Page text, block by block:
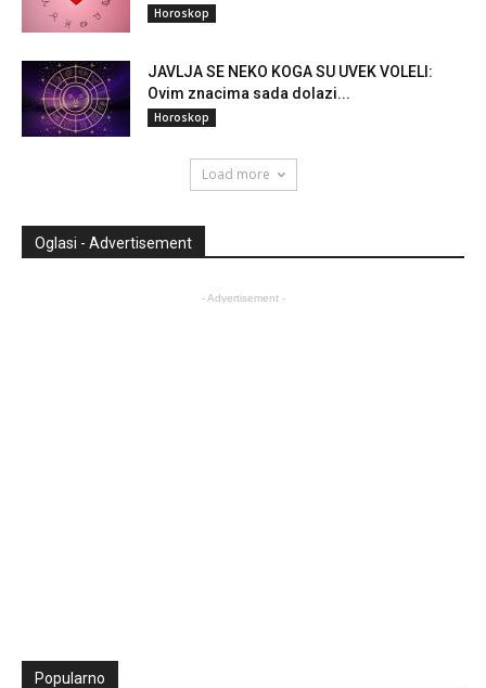
Horoskop
JAVLJA SE NEKO KOGA SU UVEK VOLELI:
Ovim znacima sada dolazi...
Horoskop
Load more
Oglasi - Advertisement
- Advertisement -
Popularno